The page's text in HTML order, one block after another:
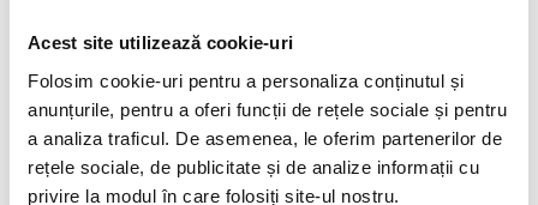
Acest site utilizează cookie-uri
Folosim cookie-uri pentru a personaliza conținutul și
anunțurile, pentru a oferi funcții de rețele sociale și pentru
a analiza traficul. De asemenea, le oferim partenerilor de
rețele sociale, de publicitate și de analize informații cu
privire la modul în care folosiți site-ul nostru.
Specificații tehnice
Gen:
Fete
Vârstă recomandată: 6-10 ani
Clasă:Primar
Echipat:
Nu
Dimensiuni:35×31×19 cm
Volum: 14 l
Greutate:
700 g